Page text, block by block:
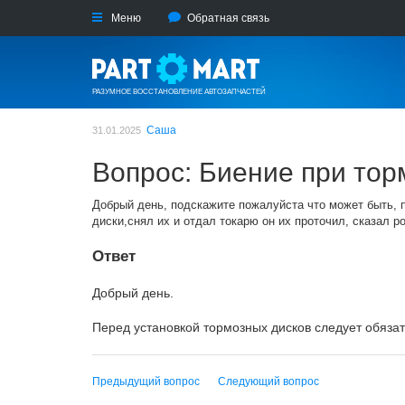
Меню Обратная связь
РАЗУМНОЕ ВОССТАНОВЛЕНИЕ АВТОЗАПЧАСТЕЙ
31.01.2025 Саша
Вопрос: Биение при
Добрый день, подскажите пожалуйста что может быть,
диски,снял их и отдал токарю он их проточил, сказал
Ответ
Добрый день.
Перед установкой тормозных дисков следует
Предыдущий вопрос Следующий вопрос